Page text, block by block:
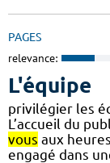
PAGES
relevance:
L'équipe
privilégier les
L’accueil du
vous aux
engagé dans